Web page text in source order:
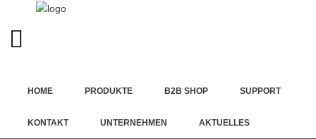
Home
Produkte
HOME PRODUKTE B2B SHOP SUPPORT
KONTAKT UNTERNEHMEN AKTUELLES